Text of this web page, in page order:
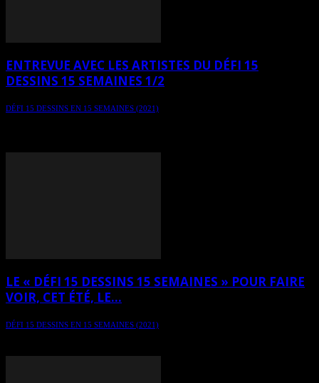
ENTREVUE AVEC LES ARTISTES DU DÉFI 15
DESSINS 15 SEMAINES 1/2
DÉFI 15 DESSINS EN 15 SEMAINES (2021)
LE « DÉFI 15 DESSINS 15 SEMAINES » POUR FAIRE
VOIR, CET ÉTÉ, LE...
DÉFI 15 DESSINS EN 15 SEMAINES (2021)